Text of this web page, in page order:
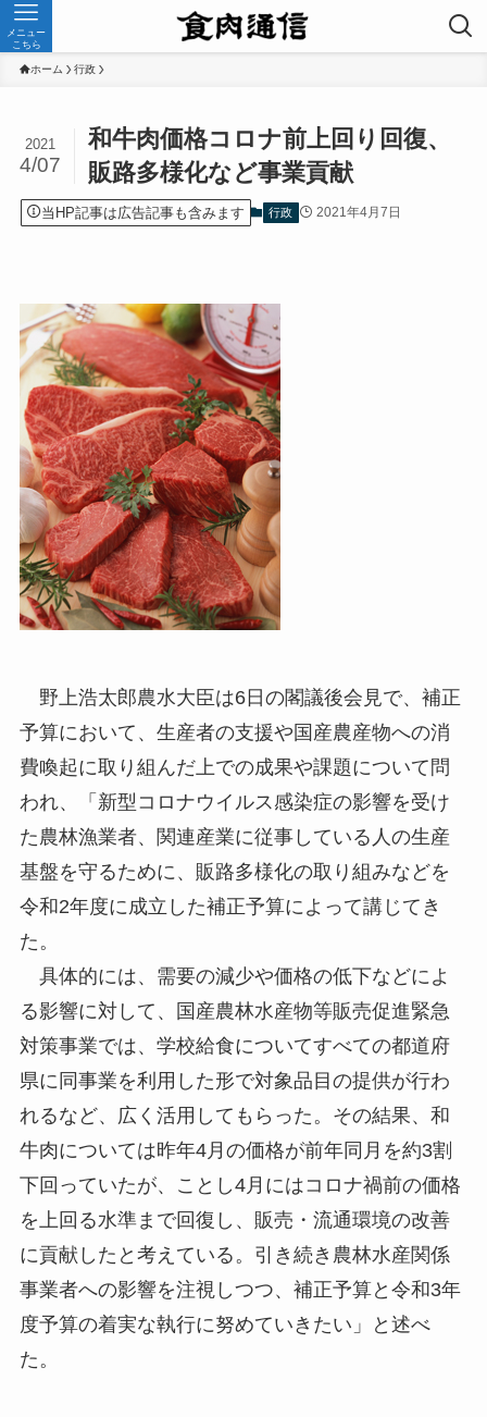
メニュー
こちら
ホーム 行政
和牛肉価格コロナ前上回り回復、
販路多様化など事業貢献
2021
4/07
当HP記事は広告記事も含みます 行政 2021年4月7日
野上浩太郎農水大臣は6日の閣議後会見で、補正
予算において、生産者の支援や国産農産物への消
費喚起に取り組んだ上での成果や課題について問
われ、「新型コロナウイルス感染症の影響を受け
た農林漁業者、関連産業に従事している人の生産
基盤を守るために、販路多様化の取り組みなどを
令和2年度に成立した補正予算によって講じてき
た。
具体的には、需要の減少や価格の低下などによ
る影響に対して、国産農林水産物等販売促進緊急
対策事業では、学校給食についてすべての都道府
県に同事業を利用した形で対象品目の提供が行わ
れるなど、広く活用してもらった。その結果、和
牛肉については昨年4月の価格が前年同月を約3割
下回っていたが、ことし4月にはコロナ禍前の価格
を上回る水準まで回復し、販売・流通環境の改善
に貢献したと考えている。引き続き農林水産関係
事業者への影響を注視しつつ、補正予算と令和3年
度予算の着実な執行に努めていきたい」と述べ
た。